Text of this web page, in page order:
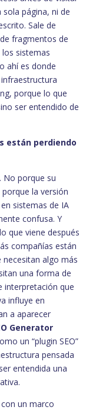
sola página, ni de
Sale de
fragmentos de
sistemas
ahí es donde
porque lo que
ser entendido de
están perdiendo
No porque su
la versión
sistemas de IA
confusa. Y
que viene después
compañías están
algo más
una forma de
interpretación que
influye en
a aparecer
Generator
un “plugin SEO”
pensada
entendida una
un marco